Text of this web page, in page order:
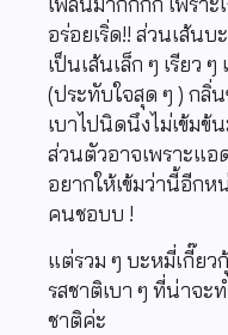
อร่อยเริ่ด!! ส่วนเส้น
เป็นเส้นเล็ก ๆ เรียว
(ประทับใจสุด ๆ ) กลิ่
เบาไปนิดนึงไม่เข้มข้
ส่วนตัวอาจเพราะแอ
อยากให้เข้มว่านี้อีกห
คนชอบบ !
แต่รวม ๆ บะหมี่เกี๊ยว
รสชาติเบา ๆ ที่น่าจะ
ชาติค่ะ